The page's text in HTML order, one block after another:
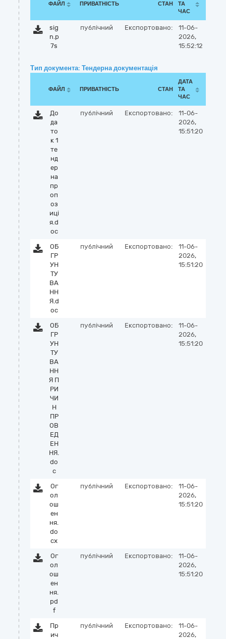
ФАЙЛ ПРИВАТНІСТЬ СТАН
ТА
ЧАС
sig
n.p
7s
публічний Експортовано:
11-06-
2026,
15:52:12
Тип документа: Тендерна документація
ФАЙЛ ПРИВАТНІСТЬ СТАН
ДАТА
ТА
ЧАС
До
да
то
к 1
те
нд
ер
на
пр
оп
оз
иці
я.d
oc
публічний Експортовано:
11-06-
2026,
15:51:20
ОБ
ГР
УН
ТУ
ВА
НН
Я.d
oc
публічний Експортовано:
11-06-
2026,
15:51:20
ОБ
ГР
УН
ТУ
ВА
НН
Я П
РИ
ЧИ
Н
ПР
ОВ
ЕД
ЕН
НЯ.
do
c
публічний Експортовано:
11-06-
2026,
15:51:20
Ог
ол
ош
ен
ня.
do
cx
публічний Експортовано:
11-06-
2026,
15:51:20
Ог
ол
ош
ен
ня.
pd
f
публічний Експортовано:
11-06-
2026,
15:51:20
Пр
ич
публічний Експортовано:
11-06-
2026,